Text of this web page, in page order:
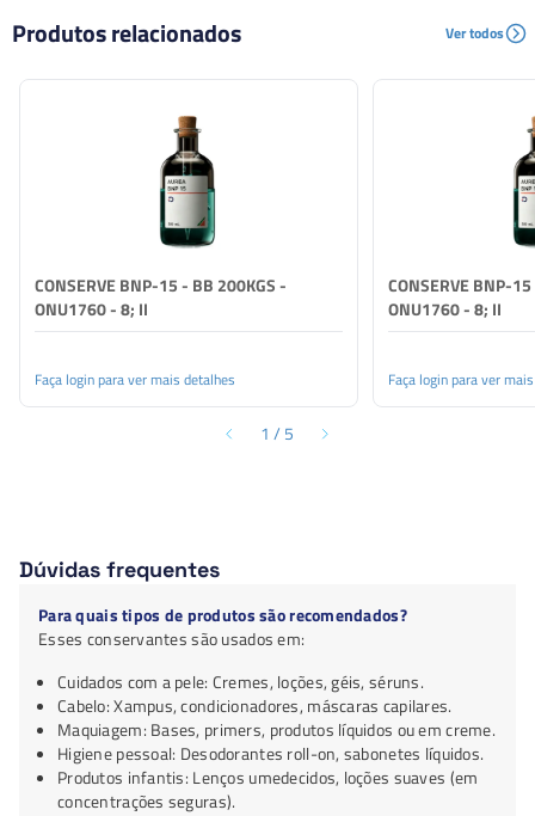
Preservante líquido de isotiazolinonas com amplo
espectro de ação contra fungos, leveduras e bactérias.
Indicado para formulações cosméticas e de higiene
Produtos relacionados Ver todos
CONSERVE BNP-15 - BB 200KGS -
ONU1760 - 8; II
Faça login para ver mais detalhes
CONSERVE BNP-
ONU1760 - 8; II
Faça login para ver
1 /5
Dúvidas frequentes
Para quais tipos de produtos são recomendados?
Esses conservantes são usados em:
Cuidados com a pele: Cremes, loções, géis, séruns.
Cabelo: Xampus, condicionadores, máscaras capilares.
Maquiagem: Bases, primers, produtos líquidos ou em creme.
Higiene pessoal: Desodorantes roll-on, sabonetes líquidos.
Produtos infantis: Lenços umedecidos, loções suaves (em
concentrações seguras).